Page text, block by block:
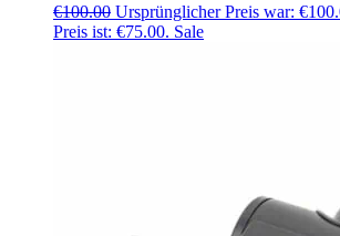
€100.00 Ursprünglicher Preis war:
Preis ist: €75.00. Sale